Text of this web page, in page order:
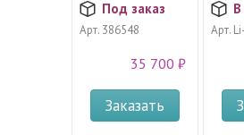
Под заказ
Арт.386548
35 700 ₽
Заказать
Арт.